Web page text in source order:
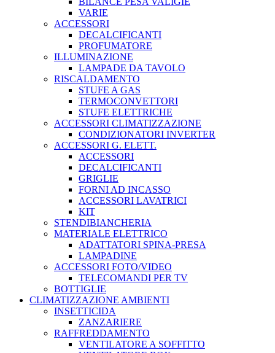
VARIE
ACCESSORI
DECALCIFICANTI
PROFUMATORE
ILLUMINAZIONE
LAMPADE DA TAVOLO
RISCALDAMENTO
STUFE A GAS
TERMOCONVETTORI
STUFE ELETTRICHE
ACCESSORI CLIMATIZZAZIONE
CONDIZIONATORI INVERTER
ACCESSORI G. ELETT.
ACCESSORI
DECALCIFICANTI
GRIGLIE
FORNI AD INCASSO
ACCESSORI LAVATRICI
KIT
STENDIBIANCHERIA
MATERIALE ELETTRICO
ADATTATORI SPINA-PRESA
LAMPADINE
ACCESSORI FOTO/VIDEO
TELECOMANDI PER TV
BOTTIGLIE
CLIMATIZZAZIONE AMBIENTI
INSETTICIDA
ZANZARIERE
RAFFREDDAMENTO
VENTILATORE A SOFFITTO